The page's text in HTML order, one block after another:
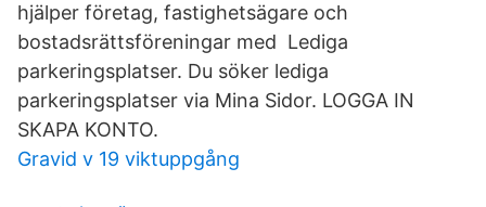
hjälper företag, fastighetsägare och
bostadsrättsföreningar med Lediga
parkeringsplatser. Du söker lediga
parkeringsplatser via Mina Sidor. LOGGA IN
SKAPA KONTO.
Gravid v 19 viktuppgång